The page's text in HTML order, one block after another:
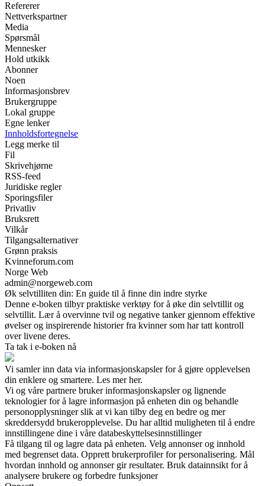
Refererer
Nettverkspartner
Media
Spørsmål
Mennesker
Hold utkikk
Abonner
Noen
Informasjonsbrev
Brukergruppe
Lokal gruppe
Egne lenker
Innholdsfortegnelse
Legg merke til
Fil
Skrivehjørne
RSS-feed
Juridiske regler
Sporingsfiler
Privatliv
Bruksrett
Vilkår
Tilgangsalternativer
Grønn praksis
Kvinneforum.com
Norge Web
admin@norgeweb.com
Øk selvtilliten din: En guide til å finne din indre styrke
Denne e-boken tilbyr praktiske verktøy for å øke din selvtillit og
selvtillit. Lær å overvinne tvil og negative tanker gjennom effektive
øvelser og inspirerende historier fra kvinner som har tatt kontroll
over livene deres.
Ta tak i e-boken nå
Vi samler inn data via informasjonskapsler for å gjøre opplevelsen
din enklere og smartere. Les mer her.
Vi og våre partnere bruker informasjonskapsler og lignende
teknologier for å lagre informasjon på enheten din og behandle
personopplysninger slik at vi kan tilby deg en bedre og mer
skreddersydd brukeropplevelse. Du har alltid muligheten til å endre
innstillingene dine i våre databeskyttelsesinnstillinger
Få tilgang til og lagre data på enheten. Velg annonser og innhold
med begrenset data. Opprett brukerprofiler for personalisering. Mål
hvordan innhold og annonser gir resultater. Bruk datainnsikt for å
analysere brukere og forbedre funksjoner